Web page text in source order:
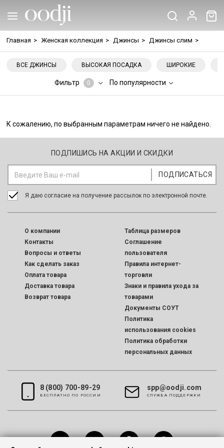
Главная > Женская коллекция > Джинсы > Джинсы слим >
ВСЕ ДЖИНСЫ ВЫСОКАЯ ПОСАДКА ШИРОКИЕ
Фильтр 0 По популярности
К сожалению, по выбранным параметрам ничего не найдено.
ПОДПИШИСЬ НА АКЦИИ И СКИДКИ
Я даю согласие на получение рассылок по электронной почте.
O компании
Контакты
Вопросы и ответы
Как сделать заказ
Оплата товара
Доставка товара
Возврат товара
Таблица размеров
Соглашение
пользователя
Правила интернет-
торговли
Знаки и правила ухода за
товарами
Документы СОУТ
Политика
использования cookies
Политика обработки
персональных данных
8 (800) 700-89-29
БЕСПЛАТНО ПО РОССИИ
spp@oodji.com
CЛУЖБА ПОДДЕРЖКИ